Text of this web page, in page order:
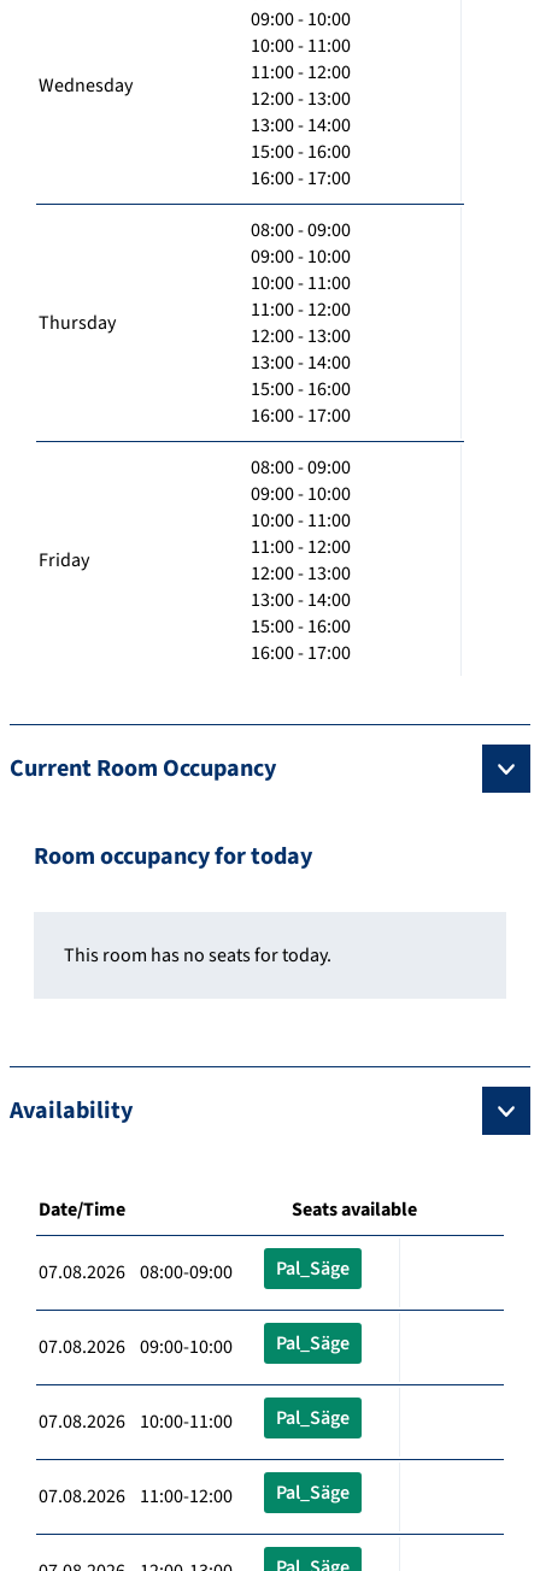
Wednesday
09:00 - 10:00
10:00 - 11:00
11:00 - 12:00
12:00 - 13:00
13:00 - 14:00
15:00 - 16:00
16:00 - 17:00
Thursday
08:00 - 09:00
09:00 - 10:00
10:00 - 11:00
11:00 - 12:00
12:00 - 13:00
13:00 - 14:00
15:00 - 16:00
16:00 - 17:00
Friday
08:00 - 09:00
09:00 - 10:00
10:00 - 11:00
11:00 - 12:00
12:00 - 13:00
13:00 - 14:00
15:00 - 16:00
16:00 - 17:00
Current Room Occupancy
Room occupancy for today
This room has no seats for today.
Availability
Date/Time Seats available
07.08.2026 08:00-09:00 Pal_Säge
07.08.2026 09:00-10:00 Pal_Säge
07.08.2026 10:00-11:00 Pal_Säge
07.08.2026 11:00-12:00 Pal_Säge